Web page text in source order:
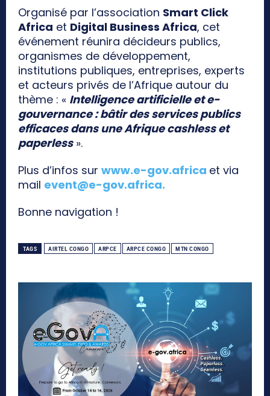
Organisé par l’association Smart Click
Africa et Digital Business Africa, cet
événement réunira décideurs publics,
organismes de développement,
institutions publiques, entreprises, experts
et acteurs privés de l’Afrique autour du
thème : « Intelligence artificielle et e-
gouvernance : bâtir des services publics
efficaces dans une Afrique cashless et
paperless».
Plus d’infos sur www.e-gov.africa et via
mail event@e-gov.africa.
Bonne navigation !
TAGS AIRTEL CONGO ARPCE ARPCE CONGO MTN CONGO